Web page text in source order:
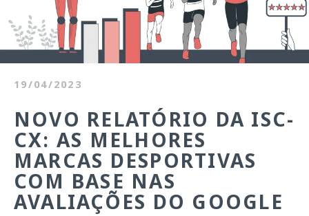
19/04/2023
NOVO RELATÓRIO DA ISC-
CX: AS MELHORES
MARCAS DESPORTIVAS
COM BASE NAS
AVALIAÇÕES DO GOOGLE